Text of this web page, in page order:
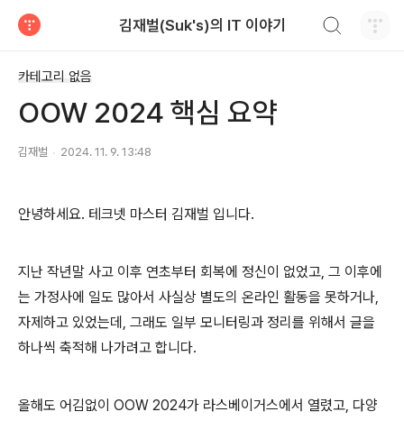
김재벌(Suk's)의 IT 이야기
카테고리 없음
OOW 2024 핵심 요약
김재벌 2024. 11. 9. 13:48
안녕하세요. 테크넷 마스터 김재벌 입니다.
지난 작년말 사고 이후 연초부터 회복에 정신이 없었고, 그 이후에
는 가정사에 일도 많아서 사실상 별도의 온라인 활동을 못하거나,
자제하고 있었는데, 그래도 일부 모니터링과 정리를 위해서 글을
하나씩 축적해 나가려고 합니다.
올해도 어김없이 OOW 2024가 라스베이거스에서 열렸고, 다양